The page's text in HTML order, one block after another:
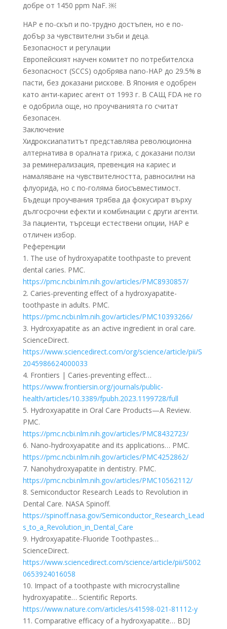
добре от 1450 ppm NaF. ￼
HAP е по-скъп и по-трудно достъпен, но е по-
добър за чувствителни зъби и деца.
Безопасност и регулации
Европейският научен комитет по потребителска
безопасност (SCCS) одобрява nano-HAP до 29.5% в
пасти, без доказани рискове. В Япония е одобрен
като анти-кариес агент от 1993 г. В САЩ FDA не го
е одобрила още, но проучванията го считат
безопасен.
Заключение
Хидроксиапатитът представлява революционна
алтернатива в оралната грижа, с доказани ползи
за реминерализация, превенция на кариес и
намаляване на чувствителността, равносилни на
флуорида, но с по-голяма биосъвместимост.
Бъдещи проучвания трябва да фокусират върху
дългосрочни ефекти и комбинации с други агенти.
За пациенти, търсещи естествени опции, HAP е
отличен избор.
Референции
1. The use of hydroxyapatite toothpaste to prevent
dental caries. PMC.
https://pmc.ncbi.nlm.nih.gov/articles/PMC8930857/
2. Caries-preventing effect of a hydroxyapatite-
toothpaste in adults. PMC.
https://pmc.ncbi.nlm.nih.gov/articles/PMC10393266/
3. Hydroxyapatite as an active ingredient in oral care.
ScienceDirect.
https://www.sciencedirect.com/org/science/article/pii/S
2045986624000033
4. Frontiers | Caries-preventing effect…
https://www.frontiersin.org/journals/public-
health/articles/10.3389/fpubh.2023.1199728/full
5. Hydroxyapatite in Oral Care Products—A Review.
PMC.
https://pmc.ncbi.nlm.nih.gov/articles/PMC8432723/
6. Nano-hydroxyapatite and its applications… PMC.
https://pmc.ncbi.nlm.nih.gov/articles/PMC4252862/
7. Nanohydroxyapatite in dentistry. PMC.
https://pmc.ncbi.nlm.nih.gov/articles/PMC10562112/
8. Semiconductor Research Leads to Revolution in
Dental Care. NASA Spinoff.
https://spinoff.nasa.gov/Semiconductor_Research_Lead
s_to_a_Revolution_in_Dental_Care
9. Hydroxyapatite-Fluoride Toothpastes…
ScienceDirect.
https://www.sciencedirect.com/science/article/pii/S002
0653924016058
10. Impact of a toothpaste with microcrystalline
hydroxyapatite… Scientific Reports.
https://www.nature.com/articles/s41598-021-81112-y
11. Comparative efficacy of a hydroxyapatite… BDJ